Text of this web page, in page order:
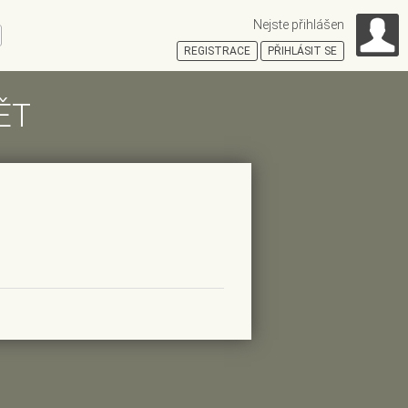
Nejste přihlášen
REGISTRACE PŘIHLÁSIT SE